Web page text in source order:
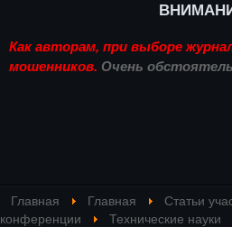
Как авторам, при выборе
мошенников. Очень
Главная Главная
Статьи
конференции
Технические науки